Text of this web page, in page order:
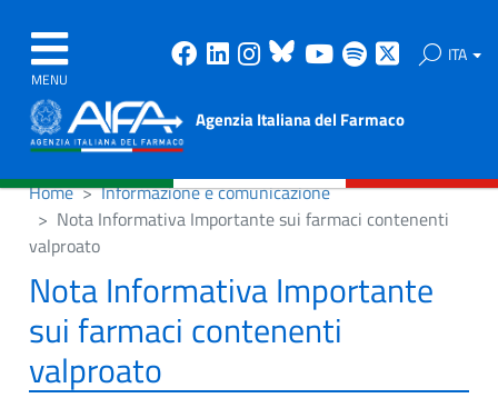
MENU
Facebook
Linkedin
Instagram
Bluesky
Youtube
Spotify ITA
Agenzia Italiana del Farmaco
Home
Informazione e comunicazione
Nota Informativa Importante sui farmaci contenenti
valproato
Nota Informativa Importante
sui farmaci contenenti
valproato